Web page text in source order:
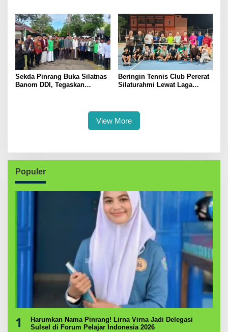
Sekda Pinrang Buka Silatnas
Banom DDI, Tegaskan
Beringin Tennis Club Pererat
Silaturahmi Lewat Laga
View More
Populer
1
Harumkan Nama Pinrang! Lirna Virna Jadi Delegasi
Sulsel di Forum Pelajar Indonesia 2026